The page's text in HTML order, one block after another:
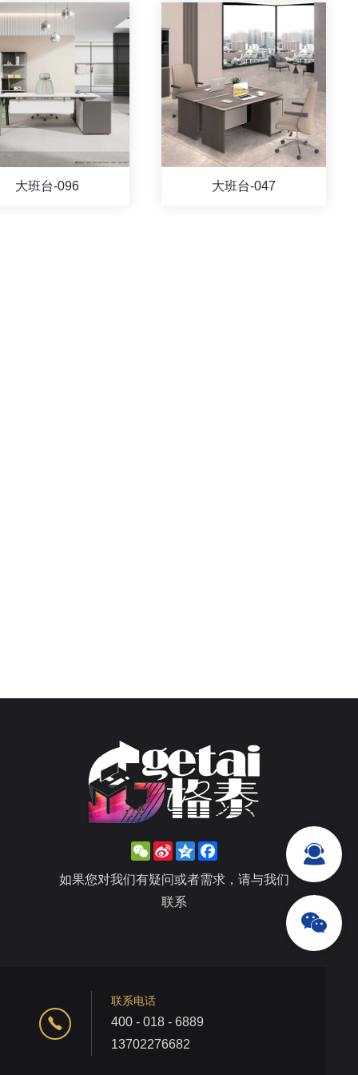
大班台-096 大班台-047
WeChat
Sina
Weibo
Qzone
如果您对我们有疑问或者需求，请与我们
联系
联系电话
400 - 018 - 6889
13702276682